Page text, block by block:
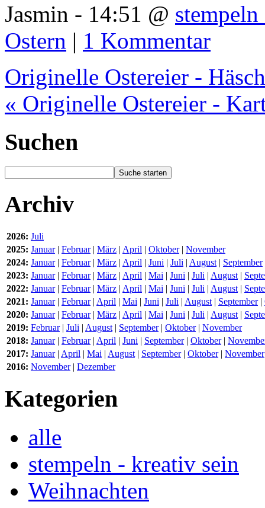
Jasmin - 14:51 @
Ostern | 1 Kommentar
Originelle Ostereier -
« Originelle Ostereier -
Suchen
Archiv
2026: Juli
2025: Januar| Februar| März | April | Oktober| November
2024: Januar| Februar| März | April | Juni | Juli | August | September
2023: Januar| Februar| März | April | Mai | Juni | Juli | August |
2022: Januar| Februar| März | April | Mai | Juni | Juli | August |
2021: Januar| Februar| April | Mai | Juni | Juli | August | September|
2020: Januar| Februar| März | April | Mai | Juni | Juli | August |
2019: Februar| Juli | August | September| Oktober| November
2018: Januar| Februar| April | Juni | September| Oktober|
2017: Januar| April | Mai | August | September| Oktober| November
2016: November| Dezember
Kategorien
alle
stempeln - kreativ sein
Weihnachten